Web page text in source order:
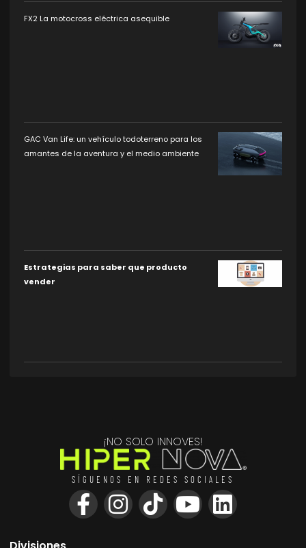
FX2 La motocross eléctrica asequible
GAC Van Life: un vehículo todoterreno para los
amantes de la aventura y el medio ambiente
Estrategias para saber que producto
vender
¡NO SOLO INNOVES!
SÍGUENOS EN REDES SOCIALES